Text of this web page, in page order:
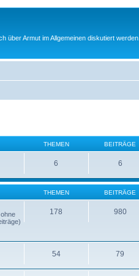
über Armut im Allgemeinen diskutiert werden.
THEMEN BEITRÄGE
6 6
THEMEN BEITRÄGE
178 980
54 79